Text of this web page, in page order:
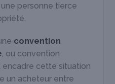
personne tierce
convention
, ou convention
cette situation
un acheteur entre